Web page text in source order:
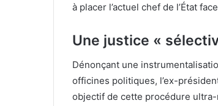
à placer l’actuel chef de l’État
Une justice «
Dénonçant une
officines politiques, l’ex-
objectif de cette procédure